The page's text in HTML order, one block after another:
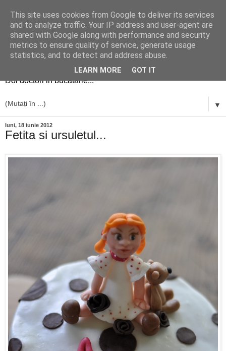
simplu si bun
Doi doctori in bucatarie...
▼
luni, 18 iunie 2012
Fetita si ursuletul...
This site uses cookies from Google to deliver its services
and to analyze traffic. Your IP address and user-agent are
shared with Google along with performance and security
metrics to ensure quality of service, generate usage
statistics, and to detect and address abuse.
LEARN MORE GOT IT